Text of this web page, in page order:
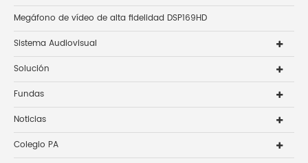
Megáfono de vídeo de alta fidelidad DSP169HD
Sistema Audiovisual
Solución
Fundas
Noticias
Colegio PA